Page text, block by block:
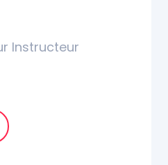
Instructeur